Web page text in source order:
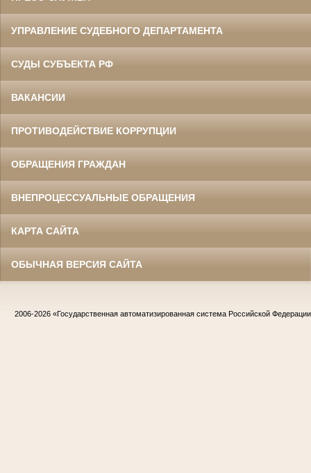
УПРАВЛЕНИЕ СУДЕБНОГО ДЕПАРТАМЕНТА
СУДЫ СУБЪЕКТА РФ
ВАКАНСИИ
ПРОТИВОДЕЙСТВИЕ КОРРУПЦИИ
ОБРАЩЕНИЯ ГРАЖДАН
ВНЕПРОЦЕССУАЛЬНЫЕ ОБРАЩЕНИЯ
КАРТА САЙТА
ОБЫЧНАЯ ВЕРСИЯ САЙТА
2006-2026 «Государственная автоматизированная система Российской